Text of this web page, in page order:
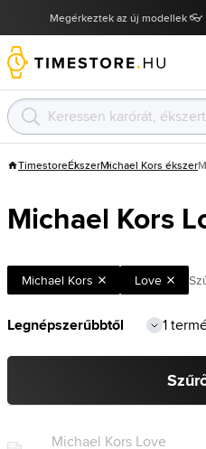
Megérkeztek az új modellek
TimestoreÉkszerMichael Kors ékszer
Michael Kors
Michael Kors Love
1